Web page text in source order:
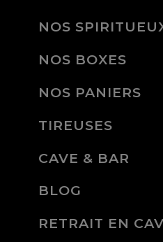
NOS
NOS BOXES
NOS PANIERS
TIREUSES
CAVE & BAR
BLOG
RETRAIT EN